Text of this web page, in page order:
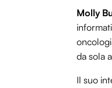
Molly
da sola
Il suo